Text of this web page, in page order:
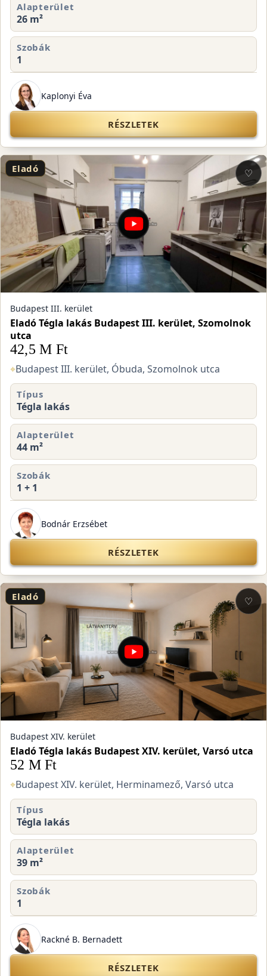
Alapterület
26 m²
Szobák
1
Kaplonyi Éva
RÉSZLETEK
Eladó ♡
Budapest III. kerület
Eladó Tégla lakás Budapest III. kerület, Szomolnok
utca
42,5 M Ft
⌖Budapest III. kerület, Óbuda, Szomolnok utca
Típus
Tégla lakás
Alapterület
44 m²
Szobák
1 + 1
Bodnár Erzsébet
RÉSZLETEK
Eladó ♡
Budapest XIV. kerület
Eladó Tégla lakás Budapest XIV. kerület, Varsó utca
52 M Ft
⌖Budapest XIV. kerület, Herminamező, Varsó utca
Típus
Tégla lakás
Alapterület
39 m²
Szobák
1
Rackné B. Bernadett
RÉSZLETEK